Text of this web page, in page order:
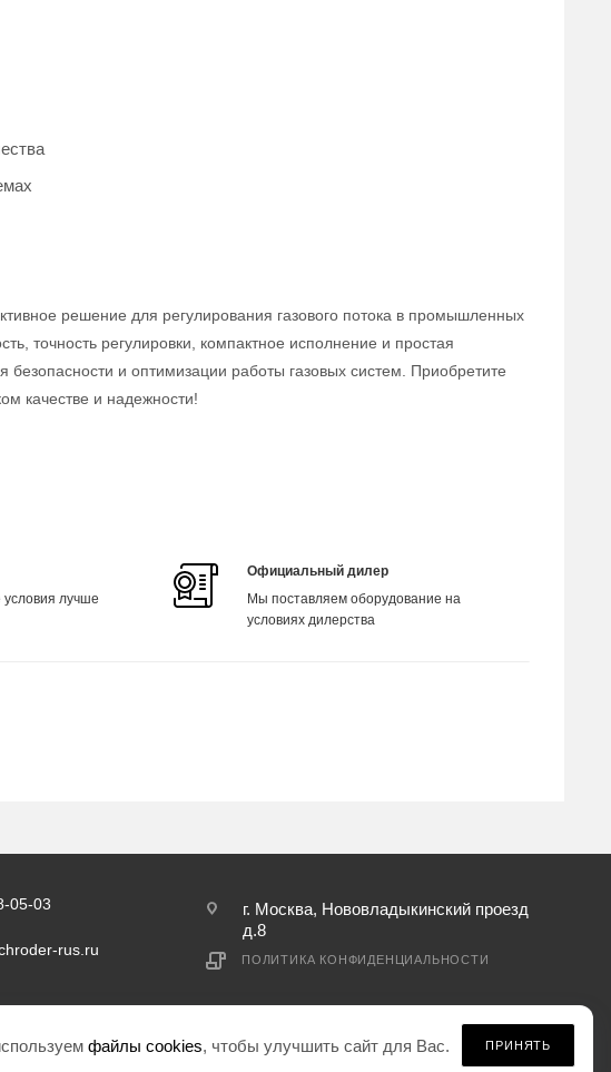
решение для регулирования газового потока в промышленных
точность регулировки, компактное исполнение и простая
и оптимизации работы газовых систем. Приобретите
качестве и надежности!
лучше
Официальный дилер
Мы поставляем оборудование на
условиях дилерства
05-03
rus.ru
г. Москва, Нововладыкинский проезд
д.8
ПОЛИТИКА КОНФИДЕНЦИАЛЬНОСТИ
файлы cookies, чтобы улучшить сайт для Вас. ПРИНЯТЬ